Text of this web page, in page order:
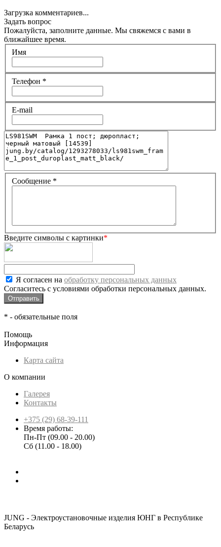
Загрузка комментариев...
Задать вопрос
Пожалуйста, заполните данные. Мы свяжемся с вами в
ближайшее время.
Имя
Телефон *
E-mail
Сообщение *
Введите символы с картинки*
Я согласен на обработку персональных данных
Согласитесь с условиями обработки персональных данных.
* - обязательные поля
Помощь
Информация
Карта сайта
О компании
Галерея
Контакты
+375 (29) 68-39-111
Время работы:
Пн-Пт (09.00 - 20.00)
Сб (11.00 - 18.00)
JUNG - Электроустановочные изделия ЮНГ в Республике
Беларусь